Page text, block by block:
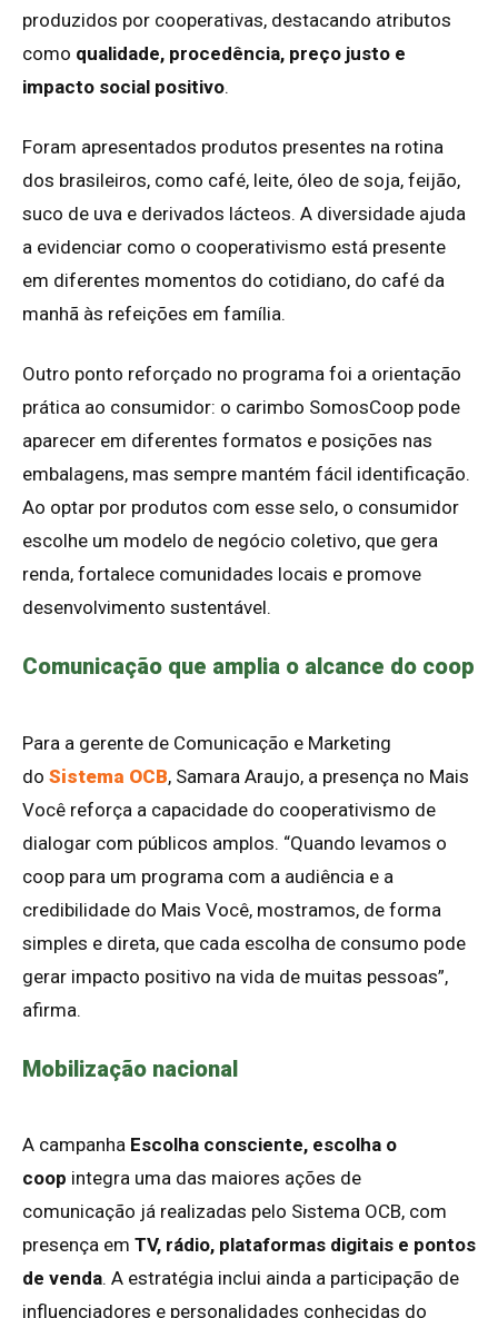
produzidos por cooperativas, destacando atributos
como qualidade, procedência, preço justo e
impacto social positivo.
Foram apresentados produtos presentes na rotina
dos brasileiros, como café, leite, óleo de soja, feijão,
suco de uva e derivados lácteos. A diversidade ajuda
a evidenciar como o cooperativismo está presente
em diferentes momentos do cotidiano, do café da
manhã às refeições em família.
Outro ponto reforçado no programa foi a orientação
prática ao consumidor: o carimbo SomosCoop pode
aparecer em diferentes formatos e posições nas
embalagens, mas sempre mantém fácil identificação.
Ao optar por produtos com esse selo, o consumidor
escolhe um modelo de negócio coletivo, que gera
renda, fortalece comunidades locais e promove
desenvolvimento sustentável.
Comunicação que amplia o alcance do coop
Para a gerente de Comunicação e Marketing
do Sistema OCB, Samara Araujo, a presença no Mais
Você reforça a capacidade do cooperativismo de
dialogar com públicos amplos. “Quando levamos o
coop para um programa com a audiência e a
credibilidade do Mais Você, mostramos, de forma
simples e direta, que cada escolha de consumo pode
gerar impacto positivo na vida de muitas pessoas”,
afirma.
Mobilização nacional
A campanha Escolha consciente, escolha o
coop integra uma das maiores ações de
comunicação já realizadas pelo Sistema OCB, com
presença em TV, rádio, plataformas digitais e pontos
de venda. A estratégia inclui ainda a participação de
influenciadores e personalidades conhecidas do